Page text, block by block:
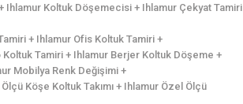
Ihlamur Koltuk Döşemecisi + Ihlamur Çekyat Tamiri
+ Ihlamur Ofis Koltuk Tamiri +
Tamiri + Ihlamur Berjer Koltuk Döşeme +
Mobilya Renk Değişimi +
Köşe Koltuk Takımı + Ihlamur Özel Ölçü